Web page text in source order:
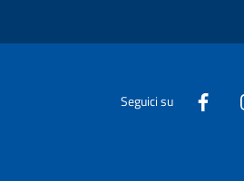
Seguici su